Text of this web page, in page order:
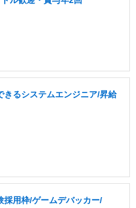
きるシステムエンジニア/昇給
採用枠/ゲームデバッカー/